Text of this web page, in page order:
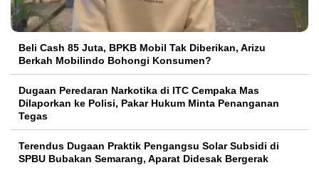
‎Beli Cash 85 Juta, BPKB Mobil Tak Diberikan, Arizu
Berkah Mobilindo Bohongi Konsumen?
Dugaan Peredaran Narkotika di ITC Cempaka Mas
Dilaporkan ke Polisi, Pakar Hukum Minta Penanganan
Tegas
Terendus Dugaan Praktik Pengangsu Solar Subsidi di
SPBU Bubakan Semarang, Aparat Didesak Bergerak